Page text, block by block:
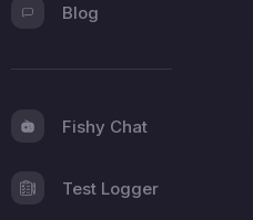
Blog
Fishy Chat
Test Logger